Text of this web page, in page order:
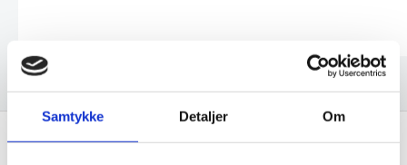
Samtykke Detaljer Om